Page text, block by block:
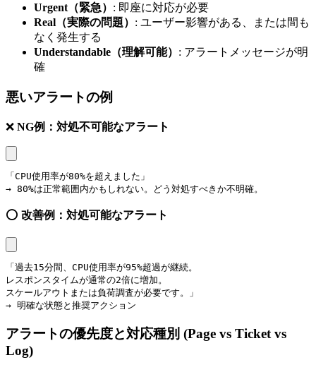
Urgent（緊急） : 即座に対応が必要
Real（実際の問題） : ユーザー影響がある、または間も
なく発生する
Understandable（理解可能） : アラートメッセージが明
確
悪いアラートの例
❌ NG例：対処不可能なアラート
「CPU使用率が80%を超えました」
→ 80%は正常範囲内かもしれない。どう対処すべきか不明確。
⭕ 改善例：対処可能なアラート
「過去15分間、CPU使用率が95%超過が継続。
レスポンスタイムが通常の2倍に増加。
スケールアウトまたは負荷調査が必要です。」
→ 明確な状態と推奨アクション
アラートの優先度と対応種別 (Page vs Ticket vs
Log)